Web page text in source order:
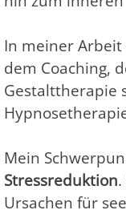
In meiner
dem Coaching,
Gestalttherapie
Mein
Stressreduktion
Ursachen für